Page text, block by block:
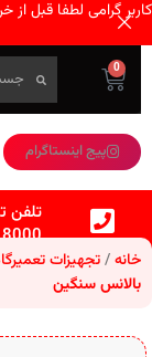
0
پیج اینستاگرام
تلفن
خانه تجهیزات
بالانس سنگین
کاربر گرامی لطفا قبل